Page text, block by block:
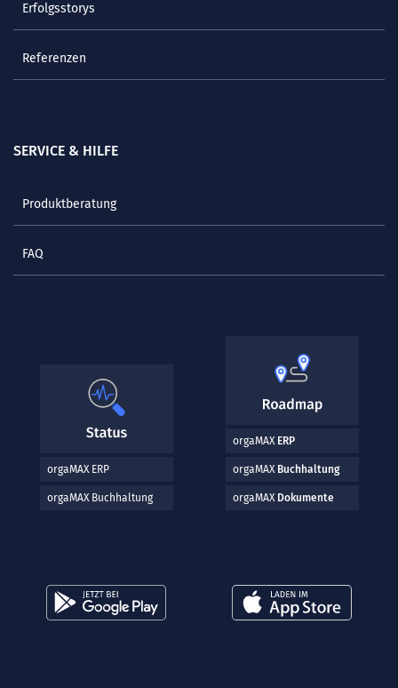
Erfolgsstorys
Referenzen
SERVICE & HILFE
Produktberatung
FAQ
orgaMAX ERP
orgaMAX Buchhaltung
orgaMAX ERP
orgaMAX Buchhaltung
orgaMAX Dokumente